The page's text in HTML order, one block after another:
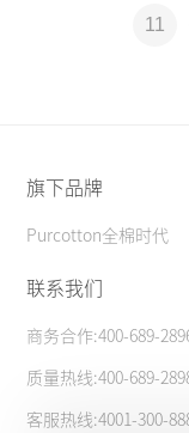
11
旗下品牌
Purcotton全棉时代
联系我们
商务合作:400-689-
质量热线:400-689-
客服热线:4001-300-